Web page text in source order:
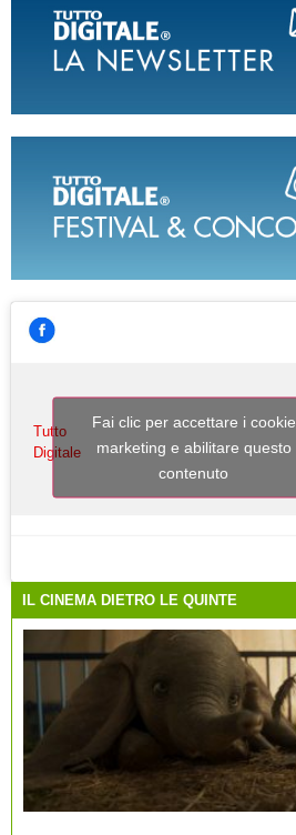
Tutto
Digitale
Fai clic per accettare i cookie
marketing e abilitare questo
contenuto
IL CINEMA DIETRO LE QUINTE